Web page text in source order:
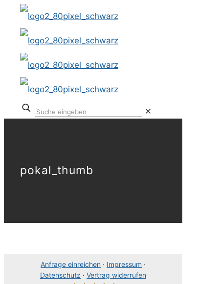
✕
pokal_thumb
Anfrage einreichen · Impressum ·
Datenschutz · Vertrag widerrufen